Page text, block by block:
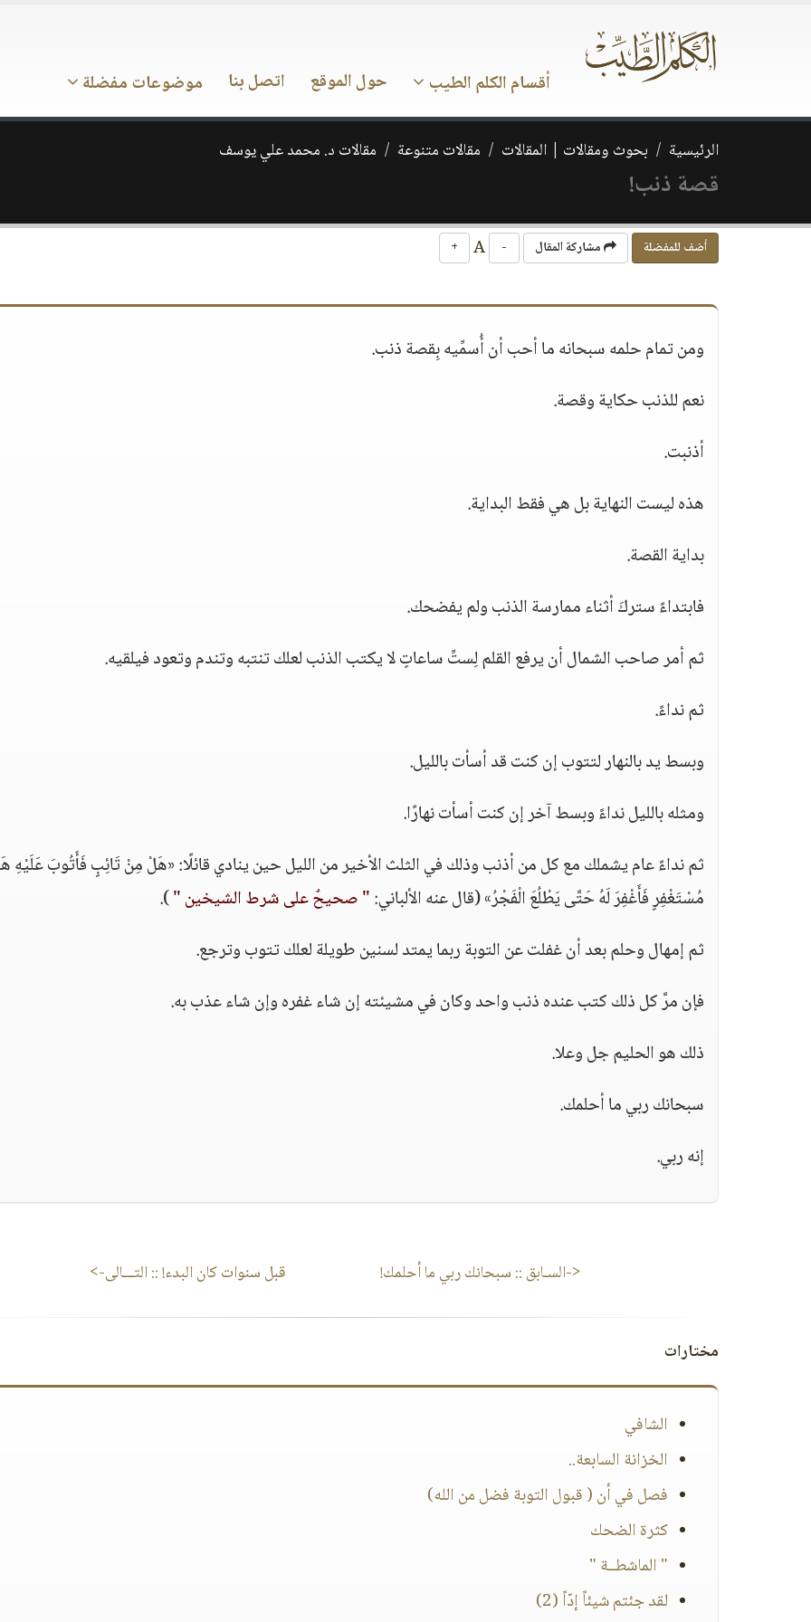
أقسام الكلم الطيب حول الموقع اتصل بنا موضوعات مفضلة
الرئيسية بحوث ومقالات | المقالات مقالات متنوعة مقالات د. محمد علي يوسف
قصة ذنب!
أضف للمفضلة مشاركة المقال -
+
ومن تمام حلمه سبحانه ما أحب أن أُسمِّيه بِقصة ذنب.
نعم للذنب حكاية وقصة.
أذنبت.
هذه ليست النهاية بل هي فقط البداية.
بداية القصة.
فابتداءً ستركَ أثناء ممارسة الذنب ولم يفضحك.
ثم أمر صاحب الشمال أن يرفع القلم لِستِّ ساعاتٍ لا يكتب الذنب لعلك تنتبه وتندم وتعود فيلقيه.
ثم نداءً.
وبسط يد بالنهار لتتوب إن كنت قد أسأت بالليل.
ومثله بالليل نداءً وبسط آخر إن كنت أسأت نهارًا.
ثم نداءً عام يشملك مع كل من أذنب وذلك في الثلث الأخير من الليل حين ينادي قائلًا: «هَلْ مِنْ تَائِبٍ فَأَتُوبَ عَلَيْهِ
مُسْتَغْفِرٍ فَأَغْفِرَ لَهُ حَتَّى يَطْلُعَ الْفَجْرُ» (قال عنه الألباني:" صحيحٌ على شرط الشيخين ").
ثم إمهال وحلم بعد أن غفلت عن التوبة ربما يمتد لسنين طويلة لعلك تتوب وترجع.
فإن مرَّ كل ذلك كتب عنده ذنب واحد وكان في مشيئته إن شاء غفره وإن شاء عذب به.
ذلك هو الحليم جل وعلا.
سبحانك ربي ما أحلمك.
إنه ربي.
<-السـابق :: سبحانك ربي ما أحلمك! قبل سنوات كان البدء!:: التـــالى->
مختارات
الشافي
الخزانة السابعة..
فصل في أن ( قبول التوبة فضل من الله)
كثرة الضحك
" الماشطــة "
لقد جئتم شيئاً إدّاً (2)